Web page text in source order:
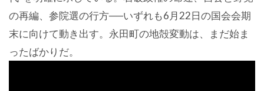
の再編、参院選の行方──いずれも6月22日の国会会期
末に向けて動き出す。永田町の地殻変動は、まだ始ま
ったばかりだ。